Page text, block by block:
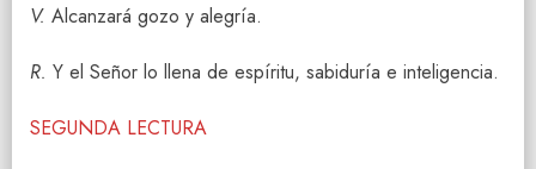
V. Alcanzará gozo y alegría.
R. Y el Señor lo llena de espíritu, sabiduría e inteligencia.
SEGUNDA LECTURA